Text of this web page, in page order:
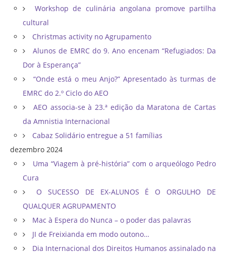
Workshop de culinária angolana promove partilha
cultural
Christmas activity no Agrupamento
Alunos de EMRC do 9. Ano encenam “Refugiados: Da
Dor à Esperança”
“Onde está o meu Anjo?” Apresentado às turmas de
EMRC do 2.º Ciclo do AEO
AEO associa-se à 23.ª edição da Maratona de Cartas
da Amnistia Internacional
Cabaz Solidário entregue a 51 famílias
dezembro 2024
Uma “Viagem à pré-história” com o arqueólogo Pedro
Cura
O SUCESSO DE EX-ALUNOS É O ORGULHO DE
QUALQUER AGRUPAMENTO
Mac à Espera do Nunca – o poder das palavras
JI de Freixianda em modo outono…
Dia Internacional dos Direitos Humanos assinalado na